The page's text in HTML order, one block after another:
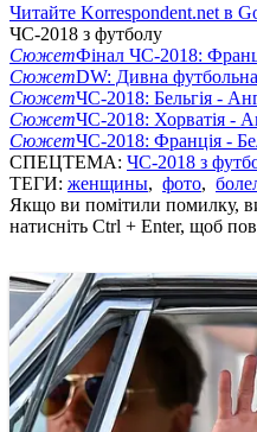
Читайте Korrespondent.net в
ЧС-2018 з футболу
СюжетФінал ЧС-2018:
СюжетDW: Дивна
СюжетЧС-2018: Бельгія -
СюжетЧС-2018: Хорватія -
СюжетЧС-2018: Франція -
СПЕЦТЕМА: ЧС-2018 з
ТЕГИ: женщины, фото,
Якщо ви помітили помилку,
натисніть Ctrl + Enter, щоб